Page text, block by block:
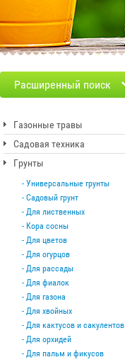
Расширенный поиск
Газонные травы
Садовая техника
Грунты
Универсальные грунты
Садовый грунт
Для лиственных
Кора сосны
Для цветов
Для огурцов
Для рассады
Для фиалок
Для газона
Для хвойных
Для кактусов и сакулентов
Для орхидей
Для пальм и фикусов